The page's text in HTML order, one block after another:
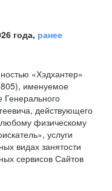
года, ранее
«Хэдхантер»
именуемое
действующего
любому физическому
услуги
видах занятости
сервисов Сайтов